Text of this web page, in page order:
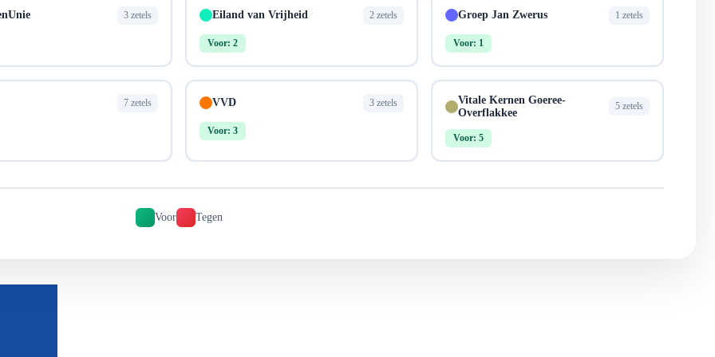
3 zetels Eiland van Vrijheid 2 zetels
Voor: 2
Groep Jan Zwerus 1 zetels
Voor: 1
7 zetels VVD 3 zetels
Voor: 3
Vitale Kernen Goeree-
Overflakkee
5 zetels
Voor: 5
Voor Tegen